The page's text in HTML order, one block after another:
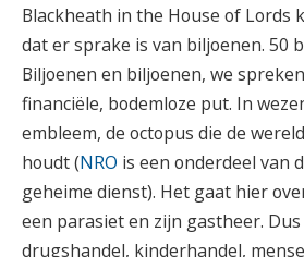
Blackheath in the House of Lords
dat er sprake is van biljoenen. 50
Biljoenen en biljoenen, we
financiële, bodemloze put. In
embleem, de octopus die de
houdt (NRO is een onderdeel van
geheime dienst). Het gaat hier
een parasiet en zijn gastheer.
drugshandel, kinderhandel,